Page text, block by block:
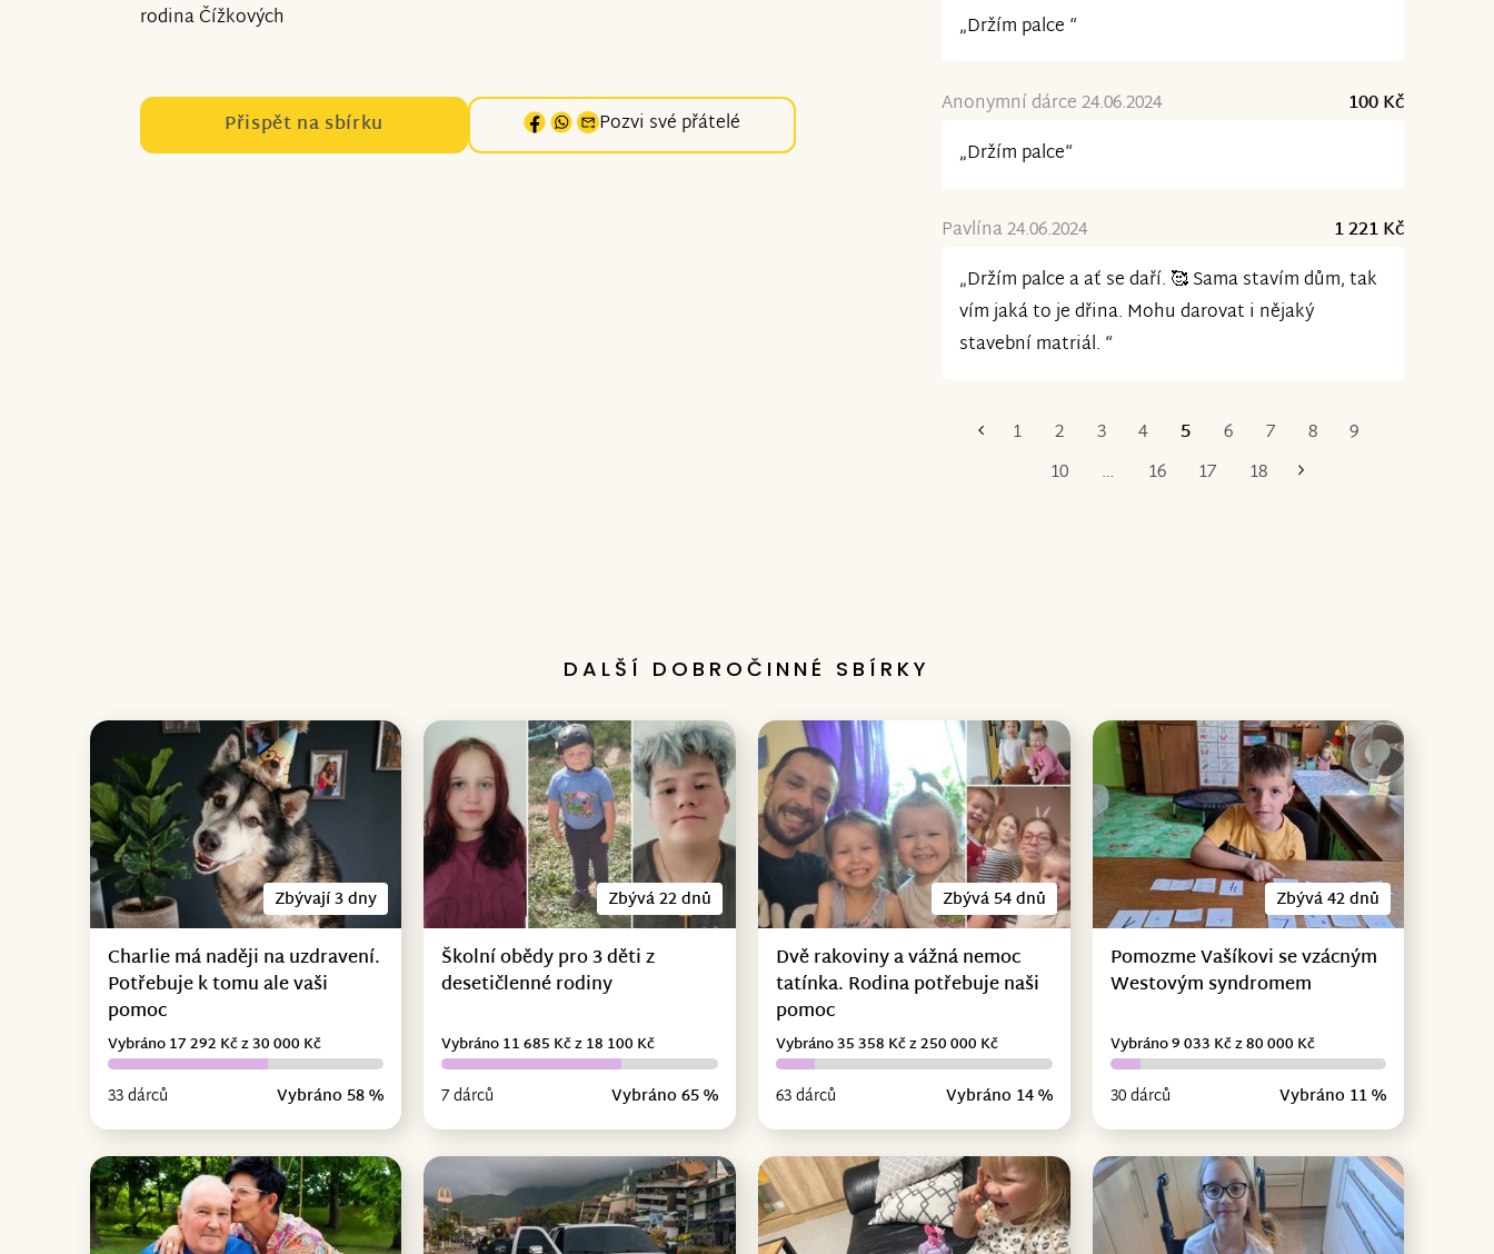
rodina Čížkových
Přispět na sbírku Pozvi své přátelé
„Držím palce “
Anonymní dárce 24.06.2024
100 Kč
„Držím palce“
Pavlína 24.06.2024
1 221 Kč
„Držím palce a ať se daří. 🥰 Sama stavím dům, tak
vím jaká to je dřina. Mohu darovat i nějaký
stavební matriál. “
První
1 2 3 4 5 6 7 8
9
10
… 16 17 18
Poslední
DALŠÍ DOBROČINNÉ SBÍRKY
Zbývají 3 dny
Charlie má naději na uzdravení.
Potřebuje k tomu ale vaši
pomoc
33 dárců Vybráno 58 %
Vybráno 17 292 Kč z 30 000 Kč
Zbývá 22 dnů
Školní obědy pro 3 děti z
desetičlenné rodiny
7 dárců Vybráno 65 %
Vybráno 11 685 Kč z 18 100 Kč
Zbývá 54 dnů
Dvě rakoviny a vážná nemoc
tatínka. Rodina potřebuje naši
pomoc
63 dárců Vybráno 14 %
Vybráno 35 358 Kč z 250 000 Kč
Zbývá 42 dnů
Pomozme Vašíkovi se vzácným
Westovým syndromem
30 dárců Vybráno 11 %
Vybráno 9 033 Kč z 80 000 Kč